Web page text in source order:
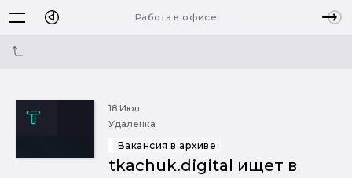
Работа в офисе
18 Июл
Удаленка
Вакансия в архиве
tkachuk.digital ищет в